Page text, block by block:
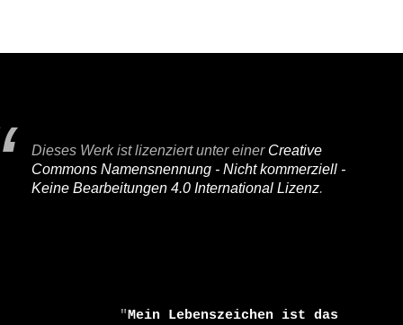
Dieses Werk ist lizenziert unter einer Creative
Commons Namensnennung - Nicht kommerziell -
Keine Bearbeitungen 4.0 International Lizenz.
    "
Mein Lebenszeichen ist das